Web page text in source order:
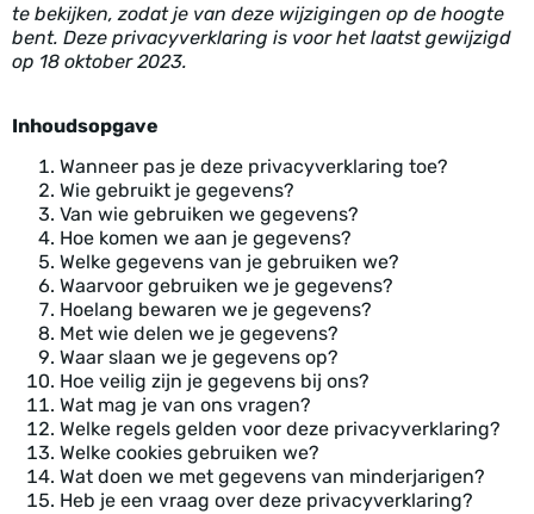
te bekijken, zodat je van deze wijzigingen op de hoogte
bent. Deze privacyverklaring is voor het laatst gewijzigd
op 18 oktober 2023.
Inhoudsopgave
Wanneer pas je deze privacyverklaring toe?
Wie gebruikt je gegevens?
Van wie gebruiken we gegevens?
Hoe komen we aan je gegevens?
Welke gegevens van je gebruiken we?
Waarvoor gebruiken we je gegevens?
Hoelang bewaren we je gegevens?
Met wie delen we je gegevens?
Waar slaan we je gegevens op?
Hoe veilig zijn je gegevens bij ons?
Wat mag je van ons vragen?
Welke regels gelden voor deze privacyverklaring?
Welke cookies gebruiken we?
Wat doen we met gegevens van minderjarigen?
Heb je een vraag over deze privacyverklaring?